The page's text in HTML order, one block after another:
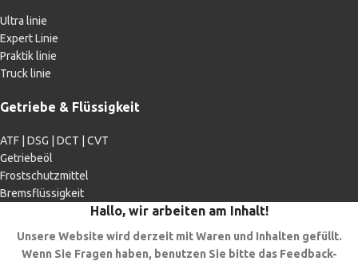
Ultra linie
Expert Linie
Praktik linie
Truck linie
Getriebe & Flüssigkeit
ATF | DSG | DCT | CVT
Getriebeöl
Frostschutzmittel
Bremsflüssigkeit
Hallo, wir arbeiten am Inhalt!
Unsere Website wird derzeit mit Waren und Inhalten gefüllt.
Wenn Sie Fragen haben, benutzen Sie bitte das Feedback-